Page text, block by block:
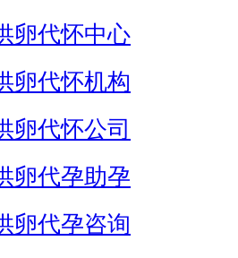
卵代怀中心
卵代怀机构
卵代怀公司
卵代孕助孕
卵代孕咨询